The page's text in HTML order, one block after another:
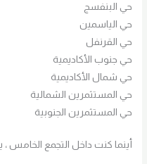
حي البنفسج
حي الياسمين
حي القرنفل
حي جنوب الأكاديمية
حي شمال الأكاديمية
حي المستثمرين الشمالية
حي المستثمرين الجنوبية
أينما كنت داخل التجمع